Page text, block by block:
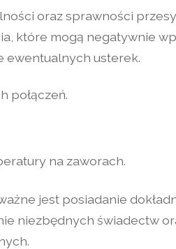
oraz sprawności
które mogą negatywnie
ewentualnych usterek.
połączeń.
na zaworach.
jest posiadanie
niezbędnych świadectw